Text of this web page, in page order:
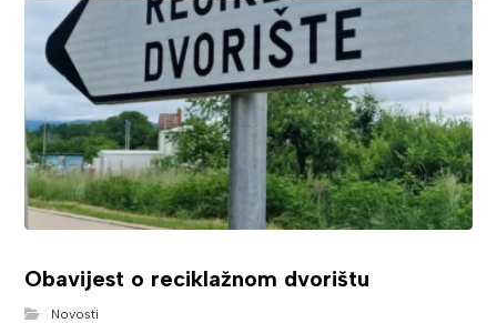
Obavijest o reciklažnom dvorištu
Novosti